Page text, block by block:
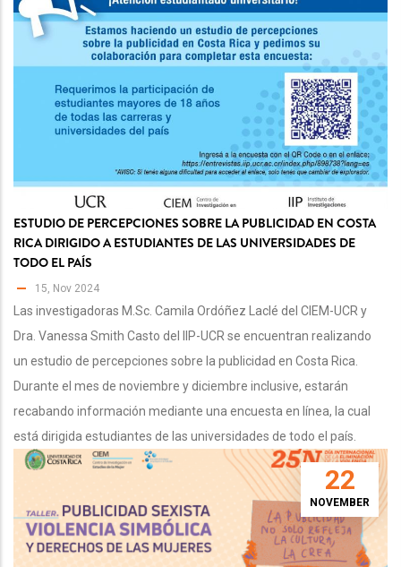
ESTUDIO DE PERCEPCIONES SOBRE LA PUBLICIDAD EN COSTA
RICA DIRIGIDO A ESTUDIANTES DE LAS UNIVERSIDADES DE
TODO EL PAÍS
15, Nov 2024
Las investigadoras M.Sc. Camila Ordóñez Laclé del CIEM-UCR y
Dra. Vanessa Smith Casto del IIP-UCR se encuentran realizando
un estudio de percepciones sobre la publicidad en Costa Rica.
Durante el mes de noviembre y diciembre inclusive, estarán
recabando información mediante una encuesta en línea, la cual
está dirigida estudiantes de las universidades de todo el país.
22
NOVEMBER